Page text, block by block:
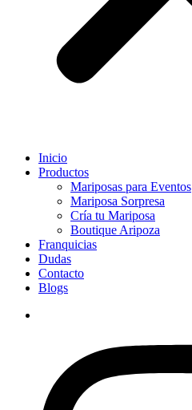
Inicio
Productos
Mariposas para Eventos
Mariposa Sorpresa
Cría tu Mariposa
Boutique Aripoza
Franquicias
Dudas
Contacto
Blogs